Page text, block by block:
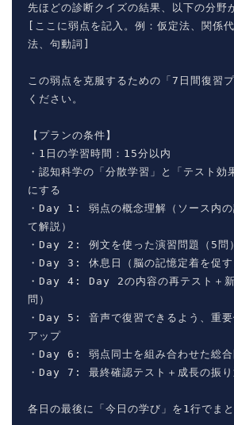
先ほどの診断クイズの結果、以下の分野
[ここに弱点を記入。例：仮定法、関係
法、句動詞]
この弱点を克服するための「7日間復習
ください。
【プランの条件】
・1日の学習時間：15分以内
・認知科学の「分散学習」と「テスト効
にする
・Day 1: 弱点の概念理解（ソース内の
て解説）
・Day 2: 例文を使った演習問題（5問）
・Day 3: 休息日（脳の記憶定着を促す
・Day 4: Day 2の内容の再テスト＋新
問）
・Day 5: 音声で復習できるよう、重要
アップ
・Day 6: 弱点同士を組み合わせた総合
・Day 7: 最終確認テスト＋成長の振り
各日の最後に「今日の学び」を1行でまと